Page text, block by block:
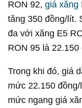
RON 92,giá xăng
tăng 350 đồng/lít.
đa với xăng E5
RON 95 là 22.150
Trong khi đó, giá
mức 22.150
mức ngang giá